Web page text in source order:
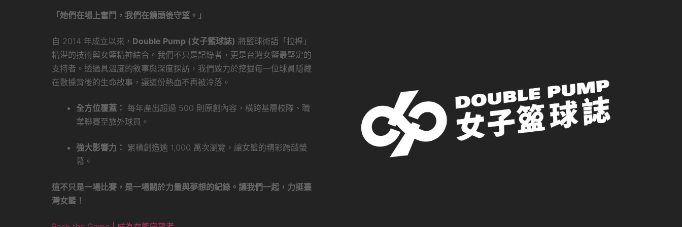
「她們在場上奮鬥，我們在鏡頭後守望。」
自 2014 年成立以來， Double Pump (女子籃球誌) 將籃球術語「拉桿」
精湛的技術與女籃精神結合。我們不只是記錄者，更是台灣女籃最堅定的
支持者。透過具溫度的敘事與深度採訪，我們致力於挖掘每一位球員隱藏
在數據背後的生命故事，讓這份熱血不再被冷落。
全方位覆蓋： 每年產出超過 500 則原創內容，橫跨基層校隊、職
業聯賽至旅外球員。
強大影響力：
累積創造逾 1,000 萬次瀏覽，讓女籃的精彩跨越螢
幕。
這不只是一場比賽，是一場關於力量與夢想的紀錄。讓我們一起，力挺臺
灣女籃！